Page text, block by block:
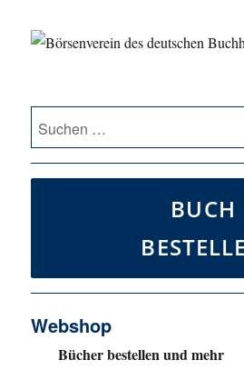
Suche
nach:
BUCH
Webshop
Bücher bestellen und mehr